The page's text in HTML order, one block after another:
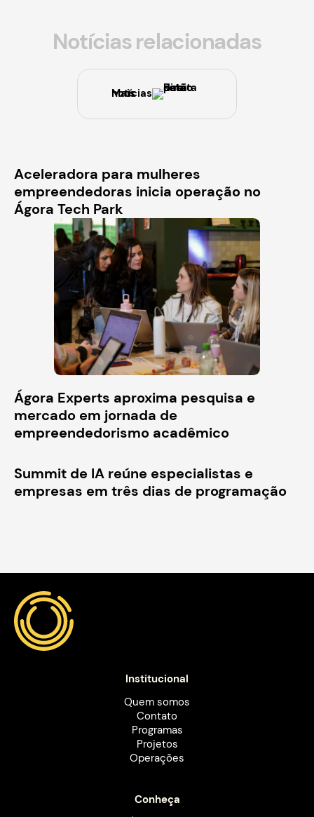
Notícias relacionadas
Mais notícias
Aceleradora para mulheres
empreendedoras inicia operação no
Ágora Tech Park
Ágora Experts aproxima pesquisa e
mercado em jornada de
empreendedorismo acadêmico
Summit de IA reúne especialistas e
empresas em três dias de programação
Institucional
Quem somos
Contato
Programas
Projetos
Operações
Conheça